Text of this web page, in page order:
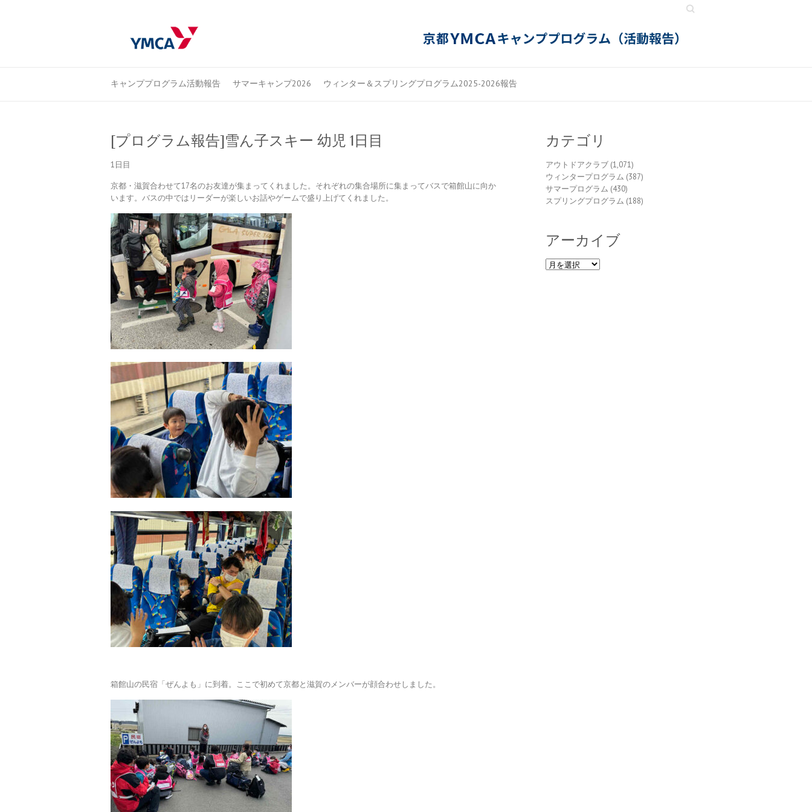
Search
キャンププログラム活動報告 サマーキャンプ2026 ウィンター＆スプリングプログラム2025-2026報告
[プログラム報告]雪ん子スキー 幼児 1日目
1日目
京都・滋賀合わせて17名のお友達が集まってくれました。それぞれの集合場所に集まってバスで箱館山に向か
います。バスの中ではリーダーが楽しいお話やゲームで盛り上げてくれました。
箱館山の民宿「ぜんよも」に到着。ここで初めて京都と滋賀のメンバーが顔合わせしました。
カテゴリ
アウトドアクラブ (1,071)
ウィンタープログラム (387)
サマープログラム (430)
スプリングプログラム (188)
アーカイブ
ア